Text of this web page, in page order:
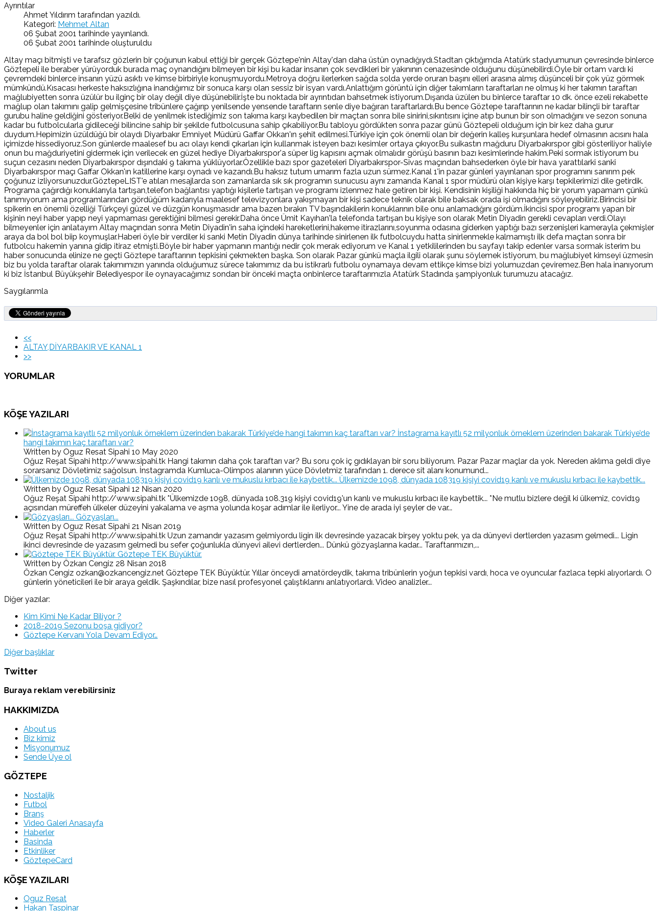
Ayrıntılar
Ahmet Yıldırım tarafından yazıldı.
Kategori: Mehmet Altan
06 Şubat 2001 tarihinde yayınlandı.
06 Şubat 2001 tarihinde oluşturuldu
Altay maçı bitmişti ve tarafsız gözlerin bir çoğunun kabul ettiği bir gerçek Göztepe'nin Altay'dan daha üstün oynadığıydı.Stadtan çıktığımda Atatürk stadyumunun çevresinde binlerce
Göztepeli ile beraber yürüyorduk burada maç oynandığını bilmeyen bir kişi bu kadar insanın çok sevdikleri bir yakınının cenazesinde olduğunu düşünebilirdi.Öyle bir ortam vardı ki
çevremdeki binlerce insanın yüzü asıktı ve kimse birbiriyle konuşmuyordu.Metroya doğru ilerlerken sağda solda yerde oruran başını elleri arasına almış düşünceli bir çok yüz görmek
mümkündü.Kısacası herkeste haksızlığına inandığımız bir sonuca karşı olan sessiz bir isyan vardı.Anlattığım görüntü için diğer takımların taraftarları ne olmuş ki her takımın taraftarı
mağlubiyetten sonra üzülür bu ilginç bir olay değil diye düşünebilir.İşte bu noktada bir ayrıntıdan bahsetmek istiyorum.Dışarıda üzülen bu binlerce taraftar 10 dk. önce ezeli rekabette
mağlup olan takımını galip gelmişçesine tribünlere çağırıp yenilsende yensende taraftarın senle diye bağıran taraftarlardı.Bu bence Göztepe taraftarının ne kadar bilinçli bir taraftar
gurubu haline geldiğini gösteriyor.Belki de yenilmek istediğimiz son takıma karşı kaybedilen bir maçtan sonra bile sinirini,sıkıntısını içine atıp bunun bir son olmadığını ve sezon sonuna
kadar bu futbolcularla gidileceği bilincine sahip bir şekilde futbolcusuna sahip çıkabiliyor.Bu tabloyu gördükten sonra pazar günü Göztepeli olduğum için bir kez daha gurur
duydum.Hepimizin üzüldüğü bir olaydı Diyarbakır Emniyet Müdürü Gaffar Okkan'ın şehit edilmesi.Türkiye için çok önemli olan bir değerin kalleş kurşunlara hedef olmasının acısını hala
içimizde hissediyoruz.Son günlerde maalesef bu acı olayı kendi çıkarları için kullanmak isteyen bazı kesimler ortaya çıkıyor.Bu suikastın mağduru Diyarbakırspor gibi gösteriliyor haliyle
onun bu mağduriyetini gidermek için verilecek en güzel hediye Diyarbakırspor'a süper lig kapısını açmak olmalıdır görüşü basının bazı kesimlerinde hakim.Peki sormak istiyorum bu
suçun cezasını neden Diyarbakırspor dışındaki 9 takıma yüklüyorlar.Özellikle bazı spor gazeteleri Diyarbakırspor-Sivas maçından bahsederken öyle bir hava yarattılarki sanki
Diyarbakırspor maçı Gaffar Okkan'ın katillerine karşı oynadı ve kazandı.Bu haksız tutum umarım fazla uzun sürmez.Kanal 1'in pazar günleri yayınlanan spor programını sanırım pek
çoğunuz izliyorsunuzdur.GöztepeLIST'e atılan mesajlarda son zamanlarda sık sık programın sunucusu aynı zamanda Kanal 1 spor müdürü olan kişiye karşı tepkilerimizi dile getirdik.
Programa çağırdığı konuklarıyla tartışan,telefon bağlantısı yaptığı kişilerle tartışan ve programı izlenmez hale getiren bir kişi. Kendisinin kişiliği hakkında hiç bir yorum yapamam çünkü
tanımıyorum ama programlarından gördüğüm kadarıyla maalesef televizyonlara yakışmayan bir kişi sadece teknik olarak bile baksak orada işi olmadığını söyleyebiliriz.Birincisi bir
spikerin en önemli özelliği Türkçeyi güzel ve düzgün konuşmasıdır ama bazen bırakın TV başındakilerin konuklarının bile onu anlamadığını gördüm.İkincisi spor programı yapan bir
kişinin neyi haber yapıp neyi yapmaması gerektiğini bilmesi gerekir.Daha önce Ümit Kayıhan'la telefonda tartışan bu kişiye son olarak Metin Diyadin gerekli cevapları verdi.Olayı
bilmeyenler için anlatayım Altay maçından sonra Metin Diyadin'in saha içindeki hareketlerini,hakeme itirazlarını,soyunma odasına giderken yaptığı bazı serzenişleri kamerayla çekmişler
araya da bol bol biip koymuşlar.Haberi öyle bir verdiler ki sanki Metin Diyadin dünya tarihinde sinirlenen ilk futbolcuydu hatta sinirlenmekle kalmamıştı ilk defa maçtan sonra bir
futbolcu hakemin yanına gidip itiraz etmişti.Böyle bir haber yapmanın mantığı nedir çok merak ediyorum ve Kanal 1 yetkililerinden bu sayfayı takip edenler varsa sormak isterim bu
haber sonucunda elinize ne geçti Göztepe taraftarının tepkisini çekmekten başka. Son olarak Pazar günkü maçla ilgili olarak şunu söylemek istiyorum, bu mağlubiyet kimseyi üzmesin
biz bu yolda taraftar olarak takımımızın yanında olduğumuz sürece takımımız da bu istikrarlı futbolu oynamaya devam ettikçe kimse bizi yolumuzdan çeviremez.Ben hala inanıyorum
ki biz İstanbul Büyükşehir Belediyespor ile oynayacağımız sondan bir önceki maçta onbinlerce taraftarımızla Atatürk Stadında şampiyonluk turumuzu atacağız.
Saygılarımla
<<
ALTAY,DİYARBAKIR VE KANAL 1
>>
YORUMLAR
KÖŞE YAZILARI
İnstagrama kayıtlı 52 milyonluk örneklem üzerinden bakarak Türkiye’de
hangi takımın kaç taraftarı var?
Written by Oguz Resat Sipahi 10 May 2020
Oğuz Reşat Sipahi http://www.sipahi.tk Hangi takımın daha çok taraftarı var? Bu soru çok iç gıdıklayan bir soru biliyorum. Pazar Pazar maçlar da yok. Nereden aklıma geldi diye
sorarsanız Dövletimiz sağolsun. İnstagramda Kumluca-Olimpos alanının yüce Dövletmiz tarafından 1. derece sit alanı konumund...
Ülkemizde 1098, dünyada 108319 kişiyi covid19 kanlı ve mukuslu kırbacı ile kaybettik...
Written by Oguz Resat Sipahi 12 Nisan 2020
Oğuz Reşat Sipahi http://www.sipahi.tk *Ülkemizde 1098, dünyada 108.319 kişiyi covid19'un kanlı ve mukuslu kırbacı ile kaybettik... *Ne mutlu bizlere değil ki ülkemiz, covid19
açısından müreffeh ülkeler düzeyini yakalama ve aşma yolunda koşar adımlar ile ilerliyor... Yine de arada iyi şeyler de var...
Gözyaşları...
Written by Oguz Resat Sipahi 21 Nisan 2019
Oğuz Reşat Sipahi http://www.sipahi.tk Uzun zamandır yazasım gelmiyordu ligin ilk devresinde yazacak birşey yoktu pek, ya da dünyevi dertlerden yazasım gelmedi... Ligin
ikinci devresinde de yazasım gelmedi bu sefer çoğunlukla dünyevi ailevi dertlerden... Dünkü gözyaşlarına kadar... Taraftarımızın,...
Göztepe TEK Büyüktür.
Written by Özkan Cengiz 28 Nisan 2018
Özkan Cengiz ozkan@ozkancengiz.net Göztepe TEK Büyüktür. Yıllar önceydi amatördeydik, takıma tribünlerin yoğun tepkisi vardı, hoca ve oyuncular fazlaca tepki alıyorlardı. O
günlerin yöneticileri ile bir araya geldik. Şaşkındılar, bize nasıl profesyonel çalıştıklarını anlatıyorlardı. Video analizler...
Diğer yazılar:
Kim Kimi Ne Kadar Biliyor ?
2018-2019 Sezonu boşa gidiyor?
Göztepe Kervanı Yola Devam Ediyor…
Diğer başlıklar
Twitter
Buraya reklam verebilirsiniz
HAKKIMIZDA
About us
Biz kimiz
Misyonumuz
Sende Üye ol
GÖZTEPE
Nostaljik
Futbol
Branş
Video Galeri Anasayfa
Haberler
Basinda
Etkinliker
GöztepeCard
KÖŞE YAZILARI
Oguz Resat
Hakan Taspinar